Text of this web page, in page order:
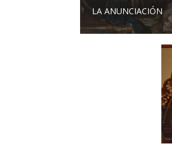
LA ANUNCIACIÓN